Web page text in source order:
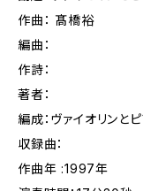
作曲： 髙橋裕
編曲：
作詩：
著者：
編成：ヴァイオリンとピ
収録曲：
作曲年 :1997年